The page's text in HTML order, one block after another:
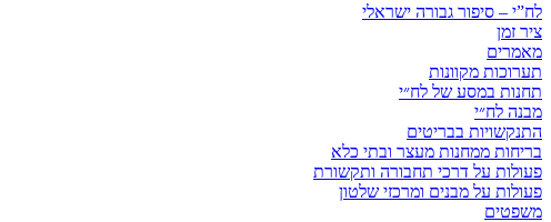
לח”י – סיפור גבורה ישראלי
ציר זמן
מאמרים
תערוכות מקוונות
תחנות במסע של לח״י
מבנה לח״י
התנקשויות בבריטים
בריחות ממחנות מעצר ובתי כלא
פעולות על דרכי תחבורה ותקשורת
פעולות על מבנים ומרכזי שלטון
משפטים